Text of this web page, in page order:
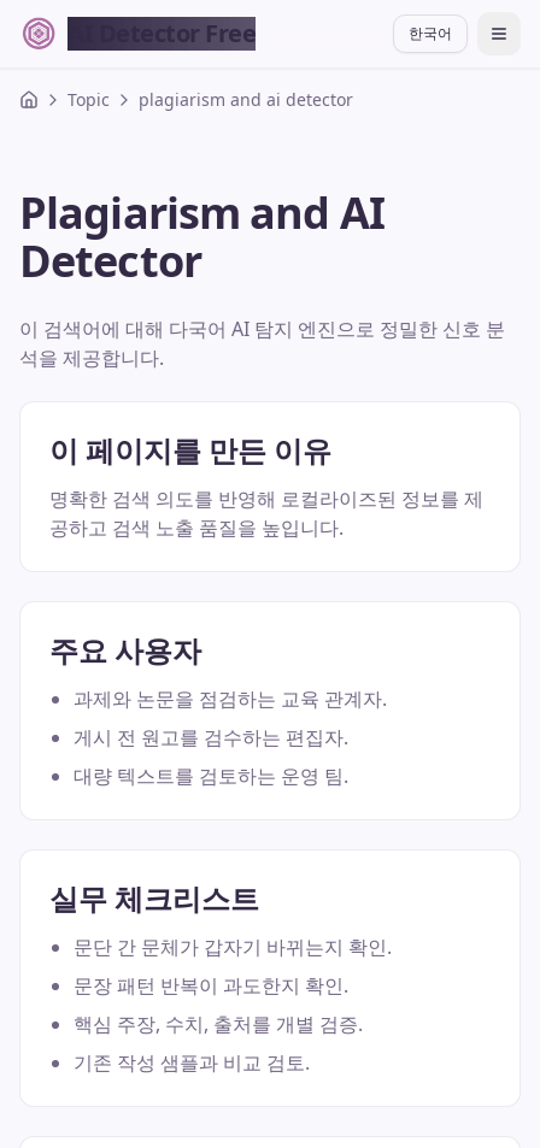
AI Detector Free 한국어 切换
Topic plagiarism and ai detector
Plagiarism and AI
Detector
이 검색어에 대해 다국어 AI 탐지 엔진으로 정밀한 신호 분
석을 제공합니다.
이 페이지를 만든 이유
명확한 검색 의도를 반영해 로컬라이즈된 정보를 제
공하고 검색 노출 품질을 높입니다.
주요 사용자
과제와 논문을 점검하는 교육 관계자.
게시 전 원고를 검수하는 편집자.
대량 텍스트를 검토하는 운영 팀.
실무 체크리스트
문단 간 문체가 갑자기 바뀌는지 확인.
문장 패턴 반복이 과도한지 확인.
핵심 주장, 수치, 출처를 개별 검증.
기존 작성 샘플과 비교 검토.